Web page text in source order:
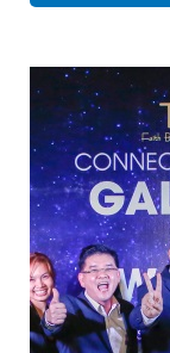
VAN
VAN
BỘ